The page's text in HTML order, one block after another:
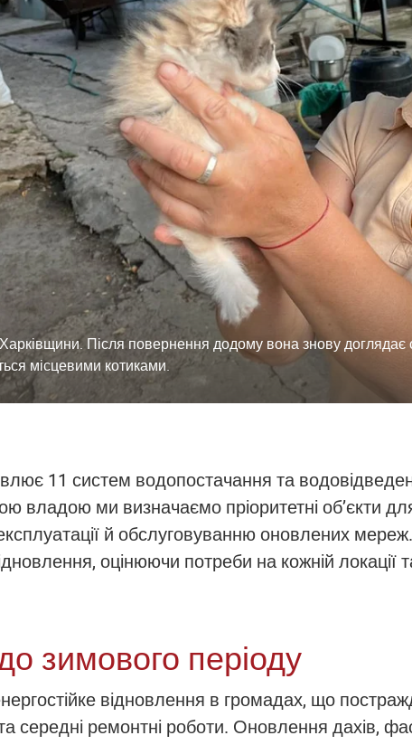
Після повернення додому вона знову доглядає
місцевими котиками.
11 систем водопостачання та
владою ми визначаємо пріоритетні об’єкти
й обслуговуванню оновлених
оцінюючи потреби на кожній
зимового періоду
відновлення в громадах, що
середні ремонтні роботи. Оновлення дахів,